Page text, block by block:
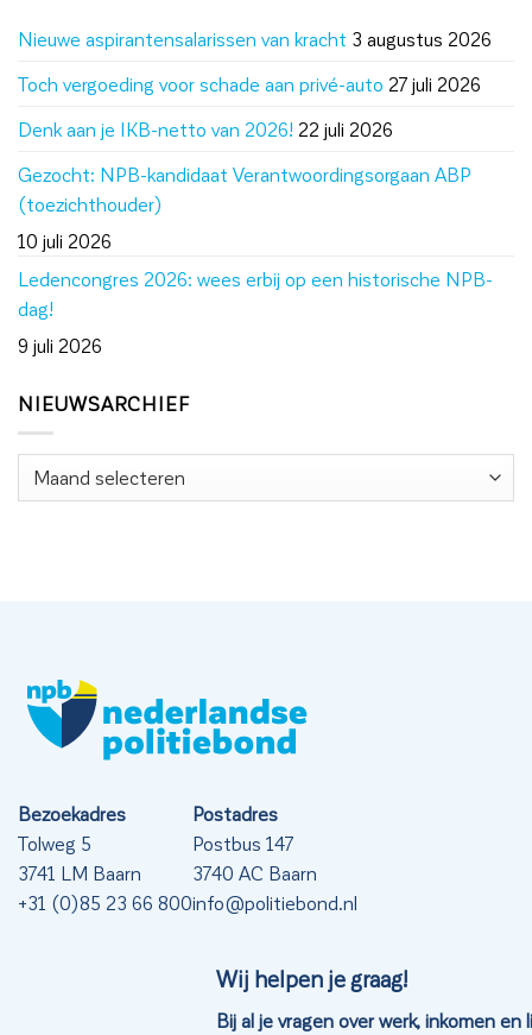
Nieuwe aspirantensalarissen van kracht 3 augustus 2026
Toch vergoeding voor schade aan privé-auto 27 juli 2026
Denk aan je IKB-netto van 2026! 22 juli 2026
Gezocht: NPB-kandidaat Verantwoordingsorgaan ABP
(toezichthouder)
10 juli 2026
Ledencongres 2026: wees erbij op een historische NPB-
dag!
9 juli 2026
NIEUWSARCHIEF
Nieuwsarchief
Bezoekadres
Tolweg 5
3741 LM Baarn
+31 (0)85 23 66 800
Postadres
Postbus 147
3740 AC Baarn
info@politiebond.nl
Wij helpen je graag!
Bij al je vragen over werk, inkomen en